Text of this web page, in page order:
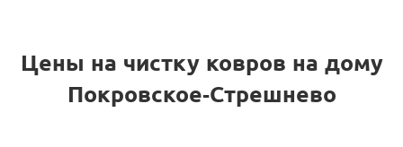
Цены на чистку ковров на дому
Покровское-Стрешнево